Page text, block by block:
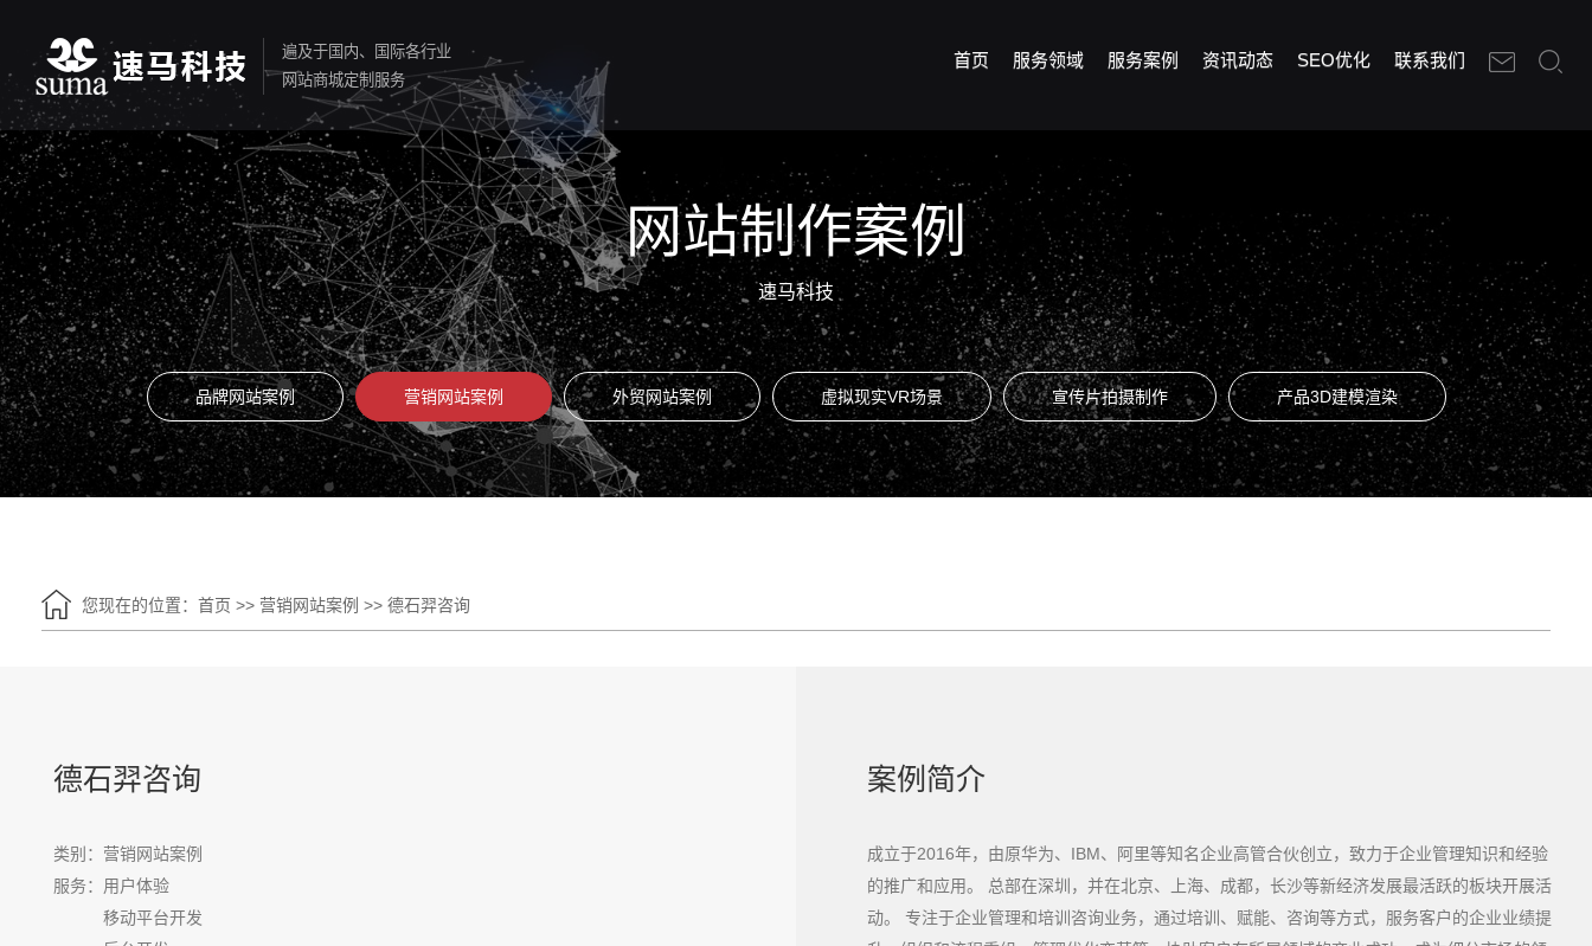
遍及于国内、国际各行业
网站商城定制服务
首页 服务领域 服务案例 资讯动态 SEO优化 联系我们
网站制作案例
速马科技
品牌网站案例 营销网站案例 外贸网站案例 虚拟现实VR场景 宣传片拍摄制作 产品3D建模渲染
您现在的位置： 首页 >> 营销网站案例 >> 德石羿咨询
德石羿咨询
类别：营销网站案例
服务： 用户体验
移动平台开发
案例简介
成立于2016年，由原华为、IBM、阿里等知名企业高管合伙创立，致力于企业管理知识和经验
的推广和应用。 总部在深圳，并在北京、上海、成都，长沙等新经济发展最活跃的板块开展活
动。 专注于企业管理和培训咨询业务，通过培训、赋能、咨询等方式，服务客户的企业业绩提